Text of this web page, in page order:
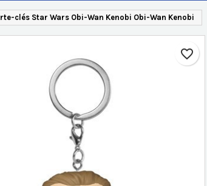
clés Star Wars Obi-Wan Kenobi Obi-Wan Kenobi
favorite_border